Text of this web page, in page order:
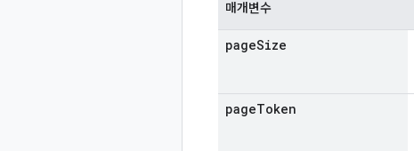
매개변수
pageSize
pageToken